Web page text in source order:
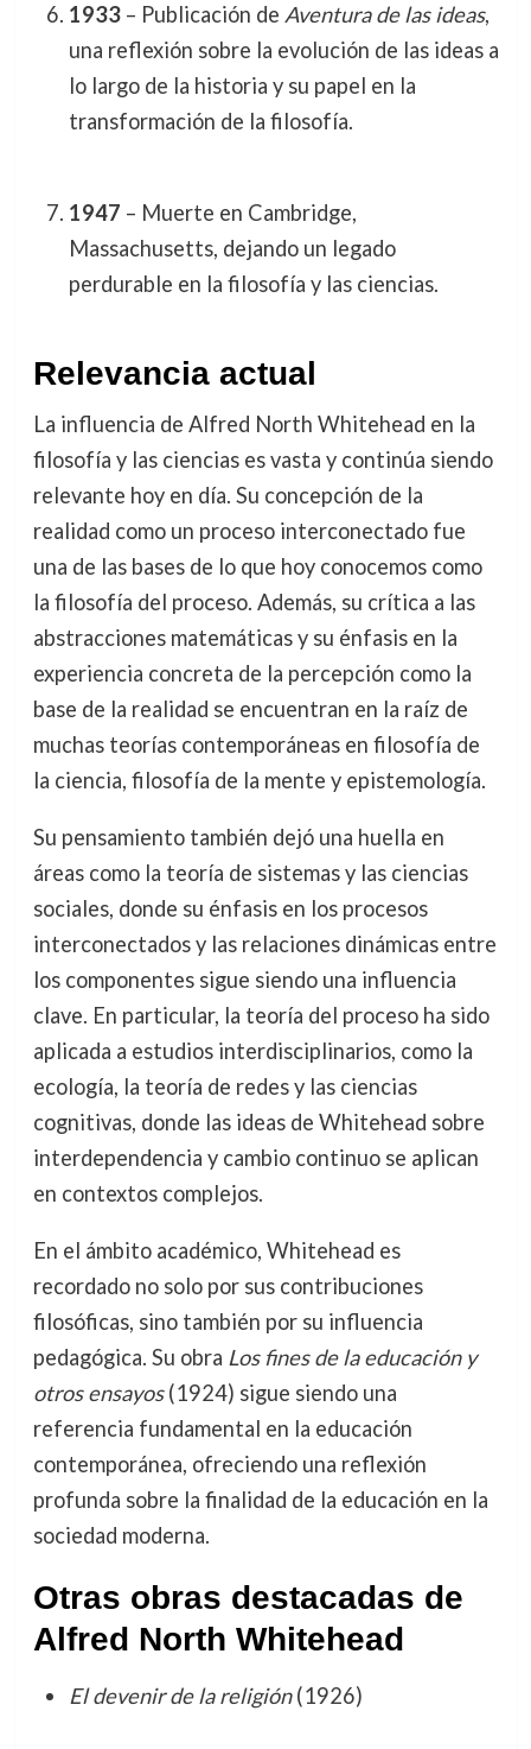
1933– Publicación de Aventura de las ideas,
una reflexión sobre la evolución de las ideas a
lo largo de la historia y su papel en la
transformación de la filosofía.
1947 – Muerte en Cambridge,
Massachusetts, dejando un legado
perdurable en la filosofía y las ciencias.
Relevancia actual
La influencia de Alfred North Whitehead en la
filosofía y las ciencias es vasta y continúa siendo
relevante hoy en día. Su concepción de la
realidad como un proceso interconectado fue
una de las bases de lo que hoy conocemos como
la filosofía del proceso. Además, su crítica a las
abstracciones matemáticas y su énfasis en la
experiencia concreta de la percepción como la
base de la realidad se encuentran en la raíz de
muchas teorías contemporáneas en filosofía de
la ciencia, filosofía de la mente y epistemología.
Su pensamiento también dejó una huella en
áreas como la teoría de sistemas y las ciencias
sociales, donde su énfasis en los procesos
interconectados y las relaciones dinámicas entre
los componentes sigue siendo una influencia
clave. En particular, la teoría del proceso ha sido
aplicada a estudios interdisciplinarios, como la
ecología, la teoría de redes y las ciencias
cognitivas, donde las ideas de Whitehead sobre
interdependencia y cambio continuo se aplican
en contextos complejos.
En el ámbito académico, Whitehead es
recordado no solo por sus contribuciones
filosóficas, sino también por su influencia
pedagógica. Su obra Los fines de la educación y
otros ensayos(1924) sigue siendo una
referencia fundamental en la educación
contemporánea, ofreciendo una reflexión
profunda sobre la finalidad de la educación en la
sociedad moderna.
Otras obras destacadas de
Alfred North Whitehead
El devenir de la religión(1926)